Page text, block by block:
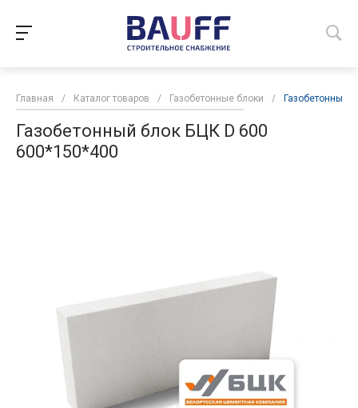
Главная / Каталог товаров / Газобетонные блоки / Газобетонный
Газобетонный блок БЦК D 600
600*150*400